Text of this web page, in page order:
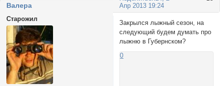
Апр 2013 19:24
Валера
Старожил
Закрылся лыжный сезон, на
следующий будем думать про
лыжню в Губернском?
0